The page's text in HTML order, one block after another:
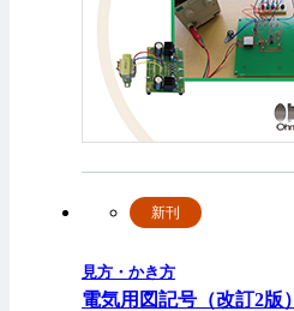
見方・かき方
電気用図記号（改訂2版）
新刊